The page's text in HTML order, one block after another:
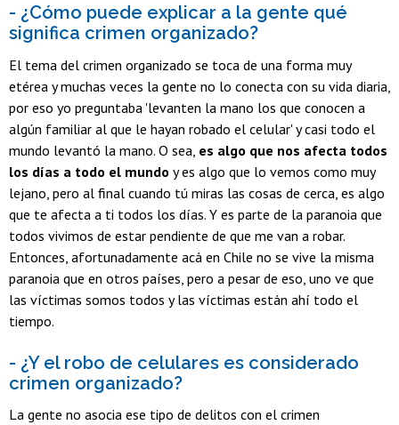
- ¿Cómo puede explicar a la gente qué
significa crimen organizado?
El tema del crimen organizado se toca de una forma muy
etérea y muchas veces la gente no lo conecta con su vida diaria,
por eso yo preguntaba 'levanten la mano los que conocen a
algún familiar al que le hayan robado el celular' y casi todo el
mundo levantó la mano. O sea, es algo que nos afecta todos
los días a todo el mundo y es algo que lo vemos como muy
lejano, pero al final cuando tú miras las cosas de cerca, es algo
que te afecta a ti todos los días. Y es parte de la paranoia que
todos vivimos de estar pendiente de que me van a robar.
Entonces, afortunadamente acá en Chile no se vive la misma
paranoia que en otros países, pero a pesar de eso, uno ve que
las víctimas somos todos y las víctimas están ahí todo el
tiempo.
- ¿Y el robo de celulares es considerado
crimen organizado?
La gente no asocia ese tipo de delitos con el crimen